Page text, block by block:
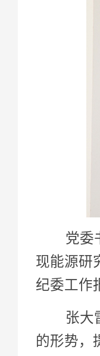
党委书
现能源研
纪委工作
张大雷
的形势，